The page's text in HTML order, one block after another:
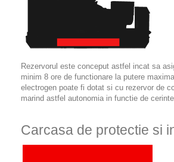
Rezervorul este conceput astfel incat sa
minim 8 ore de functionare la putere
electrogen poate fi dotat si cu rezervor de
marind astfel autonomia in functie de
Carcasa de protectie si